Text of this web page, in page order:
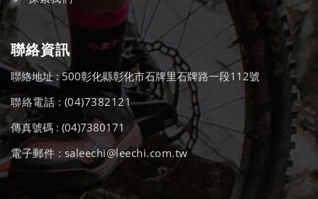
聯絡資訊
聯絡地址 : 500彰化縣彰化市石牌里石牌路一段112號
聯絡電話 : (04)7382121
傳真號碼 : (04)7380171
電子郵件 : saleechi@leechi.com.tw